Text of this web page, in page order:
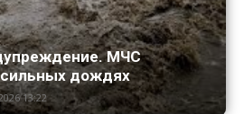
МЧС
дождях
13:22